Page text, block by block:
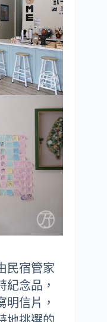
民宿管家
紀念品，
明信片，